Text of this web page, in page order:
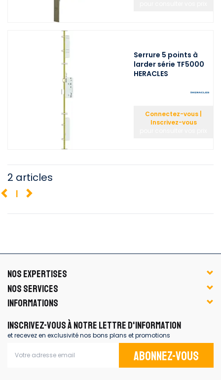
Serrure 5 points à
larder série TF5000
HERACLES
Connectez-vous |
Inscrivez-vous
2 articles
1
NOS EXPERTISES
NOS SERVICES
INFORMATIONS
INSCRIVEZ-VOUS À NOTRE LETTRE D'INFORMATION
et recevez en exclusivité nos bons plans et promotions
Abonnez-vous